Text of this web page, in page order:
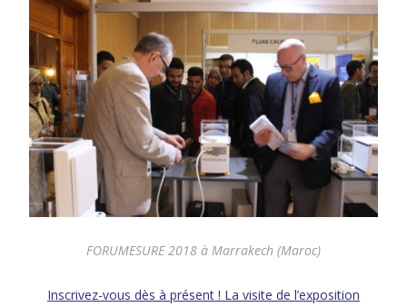
FORUMESURE 2018 à Marrakech (Maroc)
Inscrivez-vous dès à présent ! La visite de l’exposition